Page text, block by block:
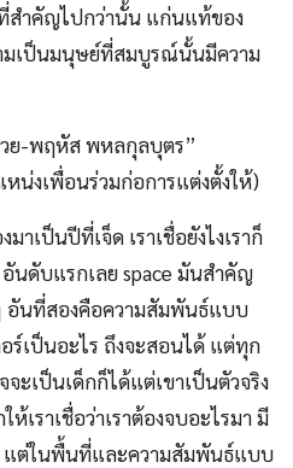
สำคัญไปกว่านั้น แก่นแท้ของ
มเป็นมนุษย์ที่สมบูรณ์นั้นมีความ
ย-พฤหัส พหลกุลบุตร”
น่งเพื่อนร่วมก่อการแต่งตั้งให้)
าเป็นปีที่เจ็ด เราเชื่อยังไงเราก็
นดับแรกเลย space มันสำคัญ
อันที่สองคือความสัมพันธ์แบบ
ร์เป็นอะไร ถึงจะสอนได้ แต่ทุก
จะเป็นเด็กก็ได้แต่เขาเป็นตัวจริง
เราเชื่อว่าเราต้องจบอะไรมา มี
แต่ในพื้นที่และความสัมพันธ์แบบ